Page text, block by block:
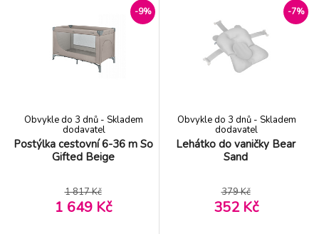
designu je lehké a snadno se
používá i čistí. Boční rukojeti
usnadňují manipulaci.
Vhodné pro většinu typů
toalet. Rozměry: 47,5 x 37 x
designu je lehké a snadno se
používá i čistí. Boční rukojeti
usnadňují manipulaci. Vhodné
pro většinu typů toalet.
Rozměry: 47,5 x 37 x 8,5 cm
-9%
Postýlka cestovní 6-36 m So
Gifted Beige
Obvykle do 3 dnů - Skladem
dodavatel
1 817 Kč
1 649 Kč
-7%
Lehátko do vaničky Bear
Sand
Obvykle do 3 dnů - Skladem
dodavatel
379 Kč
352 Kč